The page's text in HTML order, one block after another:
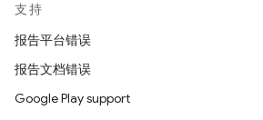
支持
报告平台错误
报告文档错误
Google Play support